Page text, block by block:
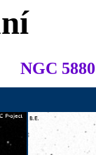
NGC 5880